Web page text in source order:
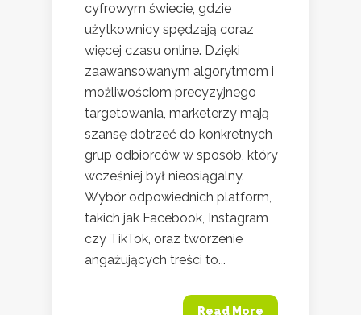
cyfrowym świecie, gdzie
użytkownicy spędzają coraz
więcej czasu online. Dzięki
zaawansowanym algorytmom i
możliwościom precyzyjnego
targetowania, marketerzy mają
szansę dotrzeć do konkretnych
grup odbiorców w sposób, który
wcześniej był nieosiągalny.
Wybór odpowiednich platform,
takich jak Facebook, Instagram
czy TikTok, oraz tworzenie
angażujących treści to...
Read More